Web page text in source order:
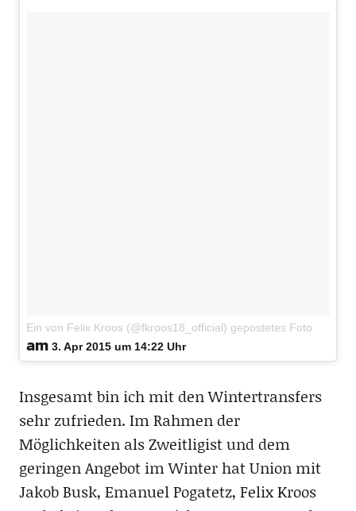
Ein von Felix Kroos (@fkroos18_official) gepostetes Foto
am 3. Apr 2015 um 14:22 Uhr
Insgesamt bin ich mit den Wintertransfers
sehr zufrieden. Im Rahmen der
Möglichkeiten als Zweitligist und dem
geringen Angebot im Winter hat Union mit
Jakob Busk, Emanuel Pogatetz, Felix Kroos